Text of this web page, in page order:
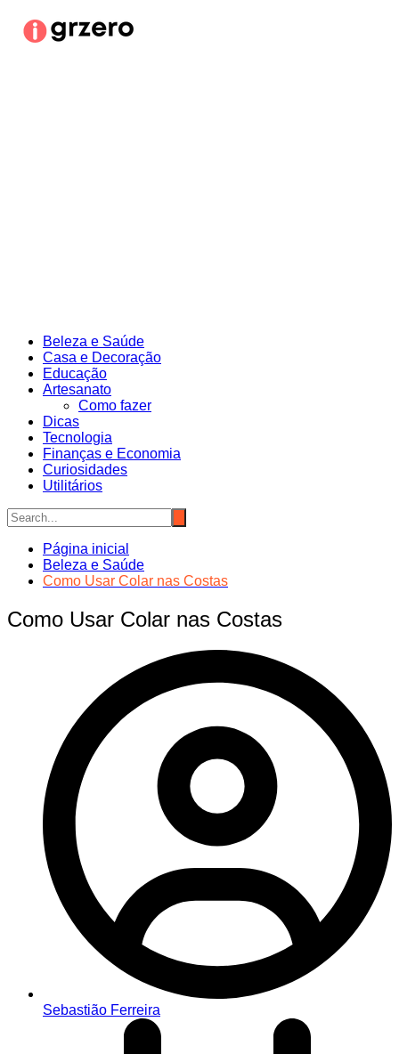
para
Beleza e Saúde
Casa e Decoração
Educação
Artesanato
Como fazer
Dicas
Tecnologia
Finanças e Economia
Curiosidades
Utilitários
Página inicial
Beleza e Saúde
Como Usar Colar nas Costas
Como Usar Colar nas Costas
Sebastião Ferreira